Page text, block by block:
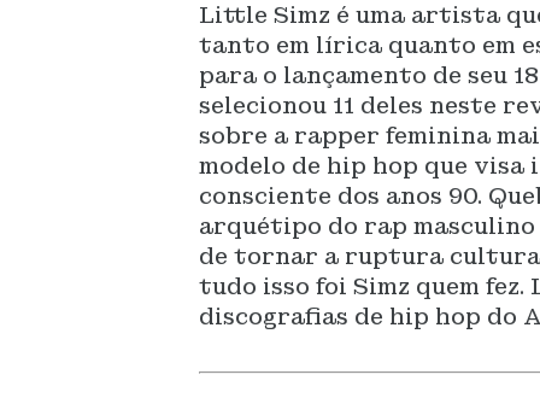
Little Simz é uma artista
tanto em lírica quanto em
para o lançamento de seu
selecionou 11 deles neste
sobre a rapper feminina
modelo de hip hop que
consciente dos anos 90.
arquétipo do rap
de tornar a ruptura
tudo isso foi Simz quem
discografias de hip hop do